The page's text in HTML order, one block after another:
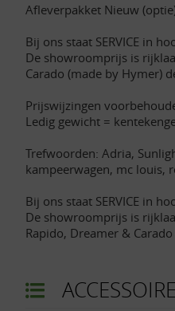
Afleverpakket Nieuw
Bij ons staat SERVICE in
De showroomprijs is
Carado (made by Hymer)
Prijswijzingen
Ledig gewicht =
Trefwoorden: Adria,
kampeerwagen, mc louis,
Bij ons staat SERVICE in
De showroomprijs is
Rapido, Dreamer &